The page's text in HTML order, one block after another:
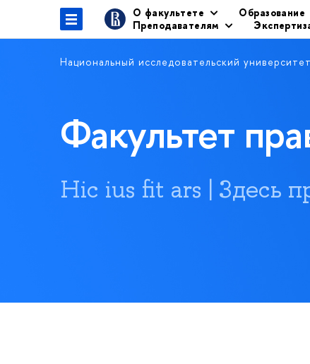
О факультете Образование
Преподавателям
Национальный исследовательский
Факультет
Hic ius fit ars | Здесь